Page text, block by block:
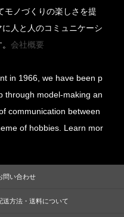
モノづくりの楽しさを提
人と人のコミュニケーシ
。会社概要
in 1966, we have been p
through model-making an
communication between
of hobbies. Learn mor
問い合わせ
送方法・送料について